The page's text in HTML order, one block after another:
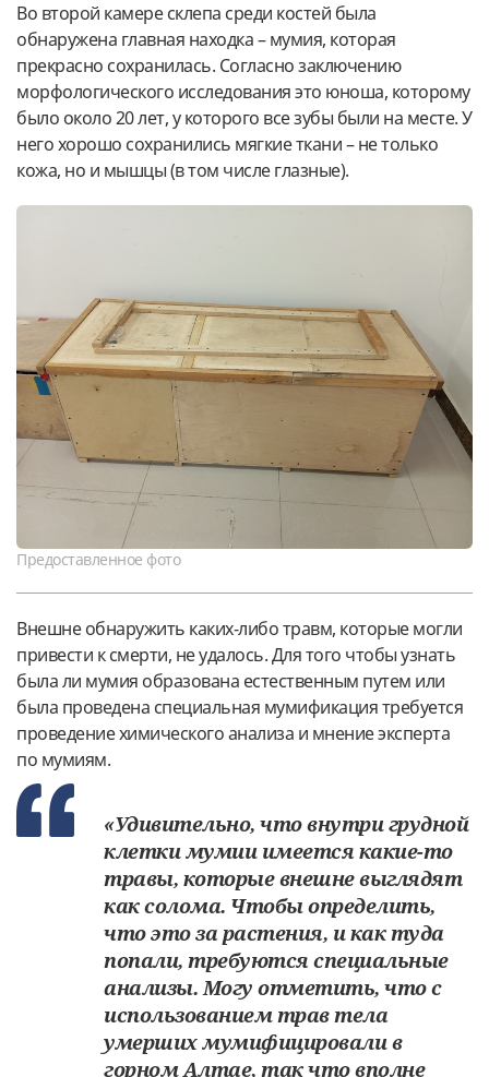
Во второй камере склепа среди костей была
обнаружена главная находка – мумия, которая
прекрасно сохранилась. Согласно заключению
морфологического исследования это юноша, которому
было около 20 лет, у которого все зубы были на месте. У
него хорошо сохранились мягкие ткани – не только
кожа, но и мышцы (в том числе глазные).
Предоставленное фото
Внешне обнаружить каких-либо травм, которые могли
привести к смерти, не удалось. Для того чтобы узнать
была ли мумия образована естественным путем или
была проведена специальная мумификация требуется
проведение химического анализа и мнение эксперта
по мумиям.
«Удивительно, что внутри грудной
клетки мумии имеется какие-то
травы, которые внешне выглядят
как солома. Чтобы определить,
что это за растения, и как туда
попали, требуются специальные
анализы. Могу отметить, что с
использованием трав тела
умерших мумифицировали в
горном Алтае, так что вполне